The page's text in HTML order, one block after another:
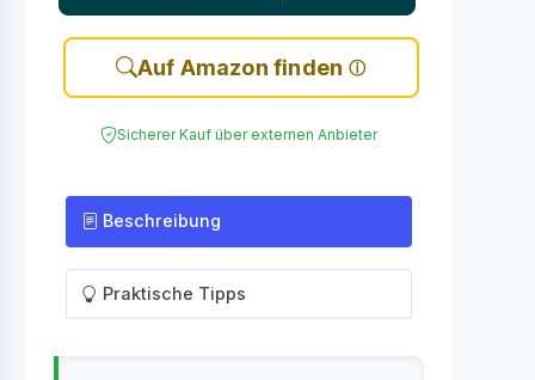
Auf Amazon finden
Sicherer Kauf über externen Anbieter
Beschreibung
Praktische Tipps